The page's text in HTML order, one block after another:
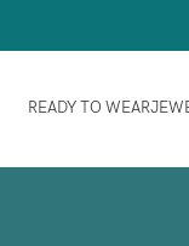
READY TO WEAR